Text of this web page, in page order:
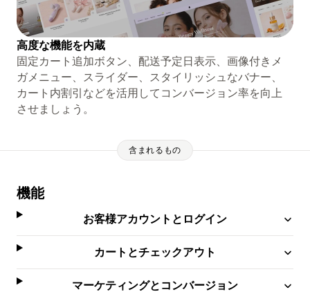
高度な機能を内蔵
固定カート追加ボタン、配送予定日表示、画像付きメ
ガメニュー、スライダー、スタイリッシュなバナー、
カート内割引などを活用してコンバージョン率を向上
させましょう。
含まれるもの
機能
お客様アカウントとログイン
カートとチェックアウト
マーケティングとコンバージョン